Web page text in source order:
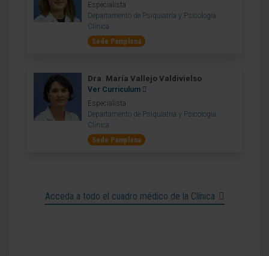
Especialista
Departamento de Psiquiatría y Psicología
Clínica
Sede Pamplona
Dra. María Vallejo Valdivielso
Ver Curriculum
Especialista
Departamento de Psiquiatría y Psicología
Clínica
Sede Pamplona
Acceda a todo el cuadro médico de la Clínica